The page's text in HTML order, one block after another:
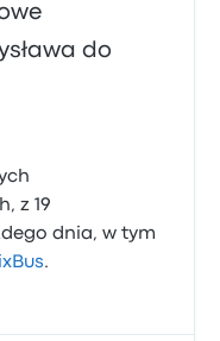
do
z 19
dnia, w tym
.